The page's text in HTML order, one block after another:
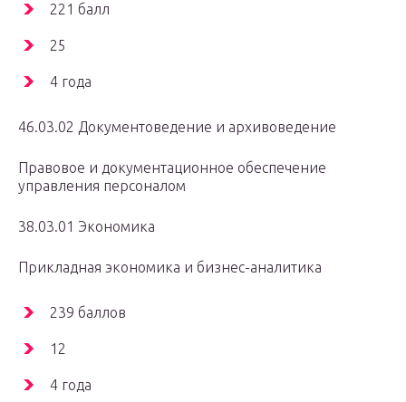
221 балл
25
4 года
46.03.02 Документоведение и архивоведение
Правовое и документационное обеспечение
управления персоналом
38.03.01 Экономика
Прикладная экономика и бизнес-аналитика
239 баллов
12
4 года